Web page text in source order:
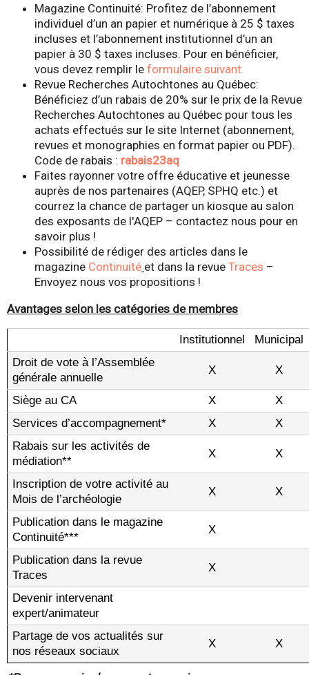
Magazine Continuité: Profitez de l’abonnement
individuel d’un an papier et numérique à 25 $ taxes
incluses et l’abonnement institutionnel d’un an
papier à 30 $ taxes incluses. Pour en bénéficier,
vous devez remplir le formulaire suivant.
Revue Recherches Autochtones au Québec:
Bénéficiez d’un rabais de 20% sur le prix de la Revue
Recherches Autochtones au Québec pour tous les
achats effectués sur le site Internet (abonnement,
revues et monographies en format papier ou PDF).
Code de rabais : rabais23aq
Faites rayonner votre offre éducative et jeunesse
auprès de nos partenaires (AQEP, SPHQ etc.) et
courrez la chance de partager un kiosque au salon
des exposants de l'AQEP – contactez nous pour en
savoir plus !
Possibilité de rédiger des articles dans le
magazine Continuité et dans la revue Traces –
Envoyez nous vos propositions !
Avantages selon les catégories de membres
Institutionnel
Municipal
Droit de vote à l’Assemblée
générale annuelle
X X
Siège au CA X
X
Services d’accompagnement*
X
X
Rabais sur les activités de
médiation**
X X
Inscription de votre activité au
Mois de l’archéologie
X X
Publication dans le magazine
Continuité***
X
Publication dans la revue
Traces
X
Devenir intervenant
expert/animateur
Partage de vos actualités sur
nos réseaux sociaux
X X